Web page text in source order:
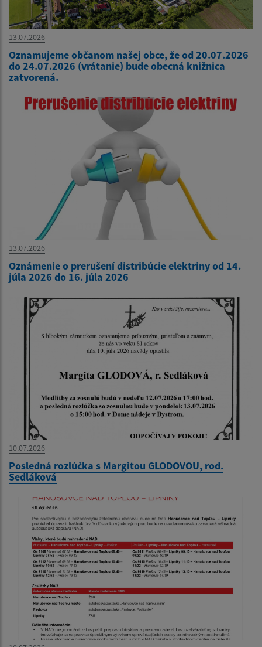
13.07.2026
Oznamujeme občanom našej obce, že od 20.07.2026
do 24.07.2026 (vrátanie) bude obecná knižnica
zatvorená.
13.07.2026
Oznámenie o prerušení distribúcie elektriny od 14.
júla 2026 do 16. júla 2026
10.07.2026
Posledná rozlúčka s Margitou GLODOVOU, rod.
Sedláková